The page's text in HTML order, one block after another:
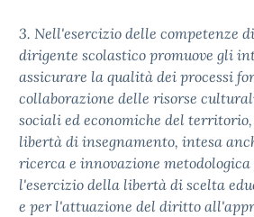
3. Nell'esercizio delle competenze
dirigente scolastico promuove gli
assicurare la qualità dei processi
collaborazione delle risorse
sociali ed economiche del
libertà di insegnamento, intesa
ricerca e innovazione
l'esercizio della libertà di scelta
e per l'attuazione del diritto